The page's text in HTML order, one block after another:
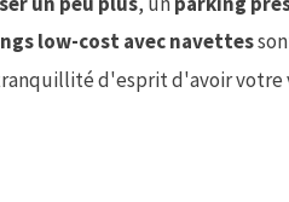
low-cost avec navettes
d'esprit d'avoir votre